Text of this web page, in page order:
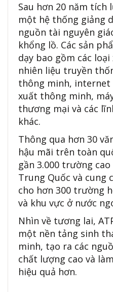
Sau hơn 20 năm tích
một hệ thống giảng
nguồn tài nguyên
khổng lồ. Các sản
dạy bao gồm các
nhiên liệu truyền
thông minh, internet
xuất thông minh,
thương mại và các
khác.
Thông qua hơn 30
hậu mãi trên toàn
gần 3.000 trường
Trung Quốc và cung
cho hơn 300 trường
và khu vực ở nước
Nhìn về tương lai,
một nền tảng sinh
minh, tạo ra các
chất lượng cao và
hiệu quả hơn.